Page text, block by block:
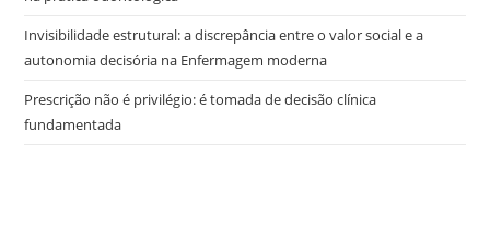
Invisibilidade estrutural: a discrepância entre o valor social e a
autonomia decisória na Enfermagem moderna
Prescrição não é privilégio: é tomada de decisão clínica
fundamentada